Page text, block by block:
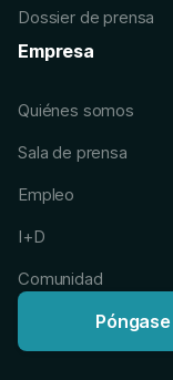
Dossier de prensa
Empresa
Quiénes somos
Sala de prensa
Empleo
I+D
Comunidad